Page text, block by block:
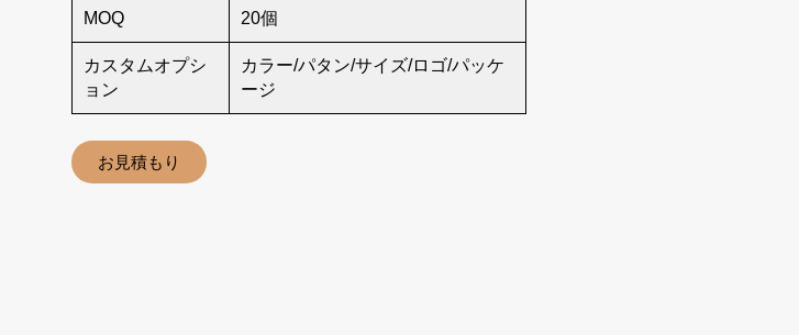
MOQ 20個
カスタムオプシ
ョン
カラー/パタン/サイズ/ロゴ/パッケ
ージ
お見積もり